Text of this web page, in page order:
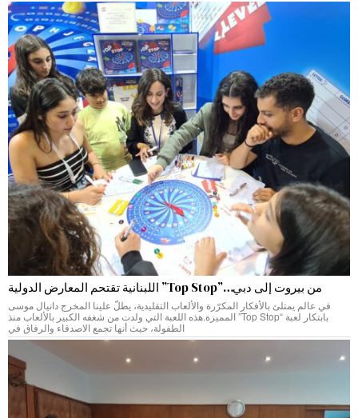
من بيروت إلى دبي…”Top Stop” اللبنانية تقتحم المعارض الدولية
في عالم يمتلئ بالأفكار المكرّرة والألعاب التقليدية، يطلّ علينا المخرج دانيال موسى
بابتكار لعبة “Top Stop” المميزة.هذه اللعبة التي ولدت من شغفه الكبير بالألعاب منذ
الطفولة، حيث أنها تجمع الاصدقاء والرفاق في